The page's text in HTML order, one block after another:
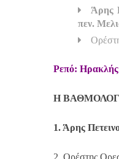
Άρης
πεν.
Ρεπό:
Η
1. Άρης